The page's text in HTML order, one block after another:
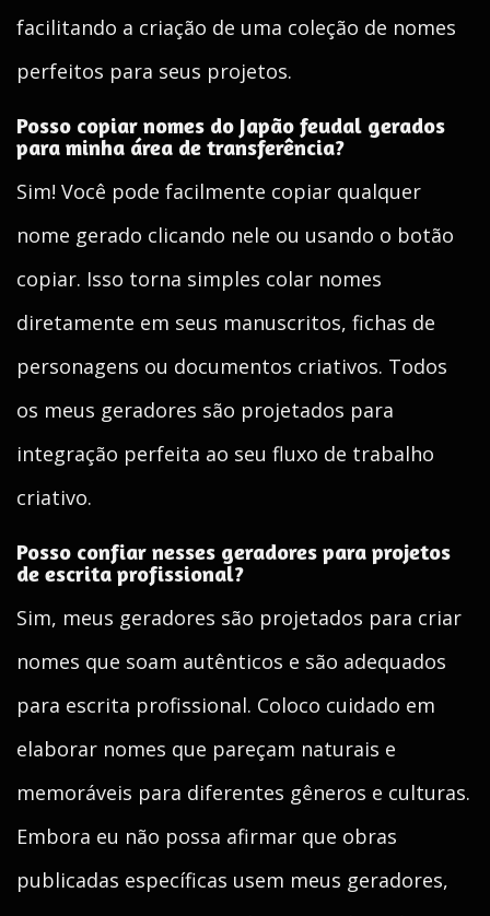
facilitando a criação de uma coleção de nomes
perfeitos para seus projetos.
Posso copiar nomes do Japão feudal gerados
para minha área de transferência?
Sim! Você pode facilmente copiar qualquer
nome gerado clicando nele ou usando o botão
copiar. Isso torna simples colar nomes
diretamente em seus manuscritos, fichas de
personagens ou documentos criativos. Todos
os meus geradores são projetados para
integração perfeita ao seu fluxo de trabalho
criativo.
Posso confiar nesses geradores para projetos
de escrita profissional?
Sim, meus geradores são projetados para criar
nomes que soam autênticos e são adequados
para escrita profissional. Coloco cuidado em
elaborar nomes que pareçam naturais e
memoráveis para diferentes gêneros e culturas.
Embora eu não possa afirmar que obras
publicadas específicas usem meus geradores,